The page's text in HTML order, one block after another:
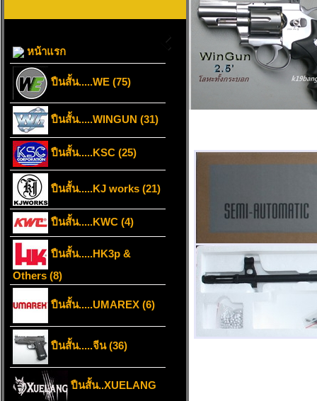
หน้าแรก
ปืนสั้น.....WE (75)
ปืนสั้น.....WINGUN (31)
ปืนสั้น.....KSC (25)
ปืนสั้น.....KJ works (21)
ปืนสั้น.....KWC (4)
ปืนสั้น.....HK3p &
Others (8)
ปืนสั้น.....UMAREX (6)
ปืนสั้น.....จีน (36)
ปืนสั้น..XUELANG